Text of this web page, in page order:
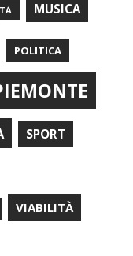
MUSICA
POLITICA
SPORT
VIABILITÀ